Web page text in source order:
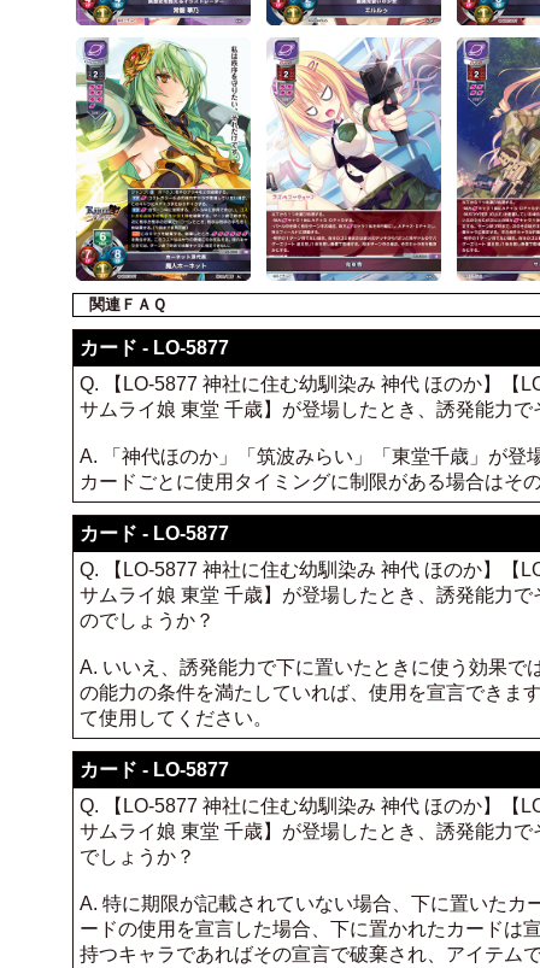
関連ＦＡＱ
カード - LO-5877
Q. 【LO-5877 神社に住む幼馴染み 神代 ほのか】【
サムライ娘 東堂 千歳】が登場したとき、誘発能力
A. 「神代ほのか」「筑波みらい」「東堂千歳」が
カードごとに使用タイミングに制限がある場合はそ
カード - LO-5877
Q. 【LO-5877 神社に住む幼馴染み 神代 ほのか】【
サムライ娘 東堂 千歳】が登場したとき、誘発能力
のでしょうか？
A. いいえ、誘発能力で下に置いたときに使う効果
の能力の条件を満たしていれば、使用を宣言できま
て使用してください。
カード - LO-5877
Q. 【LO-5877 神社に住む幼馴染み 神代 ほのか】【
サムライ娘 東堂 千歳】が登場したとき、誘発能力
でしょうか？
A. 特に期限が記載されていない場合、下に置いた
ードの使用を宣言した場合、下に置かれたカードは
持つキャラであればその宣言で破棄され、アイテム